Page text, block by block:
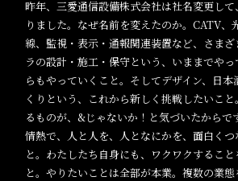
昨年、三愛通信設備株式会社は社名変更し
りました。なぜ名前を変えたのか。CATV、
線、監視・表示・通報関連装置など、さま
ラの設計・施工・保守という、いままでや
らもやっていくこと。そしてデザイン、日本
くりという、これから新しく挑戦したいこ
るものが、&じゃないか！と気づいたからで
情熱で、人と人を、人となにかを、面白く
と。わたしたち自身にも、ワクワクするこ
と。やりたいことは全部が本業。複数の業